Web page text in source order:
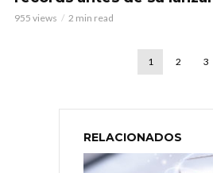
955 views 2 min read
1 2 3
RELACIONADOS